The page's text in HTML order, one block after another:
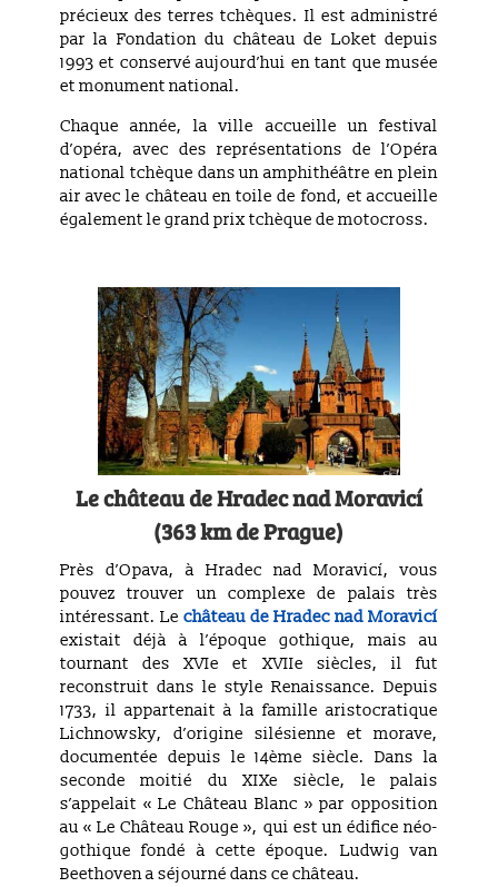
précieux des terres tchèques. Il est administré
par la Fondation du château de Loket depuis
1993 et conservé aujourd’hui en tant que musée
et monument national.
Chaque année, la ville accueille un festival
d’opéra, avec des représentations de l’Opéra
national tchèque dans un amphithéâtre en plein
air avec le château en toile de fond, et accueille
également le grand prix tchèque de motocross.
Le châteaudeHradec nad Moravicí
(363 km de Prague)
Près d’Opava, à Hradec nad Moravicí, vous
pouvez trouver un complexe de palais très
intéressant. Le château de Hradec nad Moravicí
existait déjà à l’époque gothique, mais au
tournant des XVIe et XVIIe siècles, il fut
reconstruit dans le style Renaissance. Depuis
1733, il appartenait à la famille aristocratique
Lichnowsky, d’origine silésienne et morave,
documentée depuis le 14ème siècle. Dans la
seconde moitié du XIXe siècle, le palais
s’appelait « Le Château Blanc » par opposition
au « Le Château Rouge », qui est un édifice néo-
gothique fondé à cette époque. Ludwig van
Beethoven a séjourné dans ce château.